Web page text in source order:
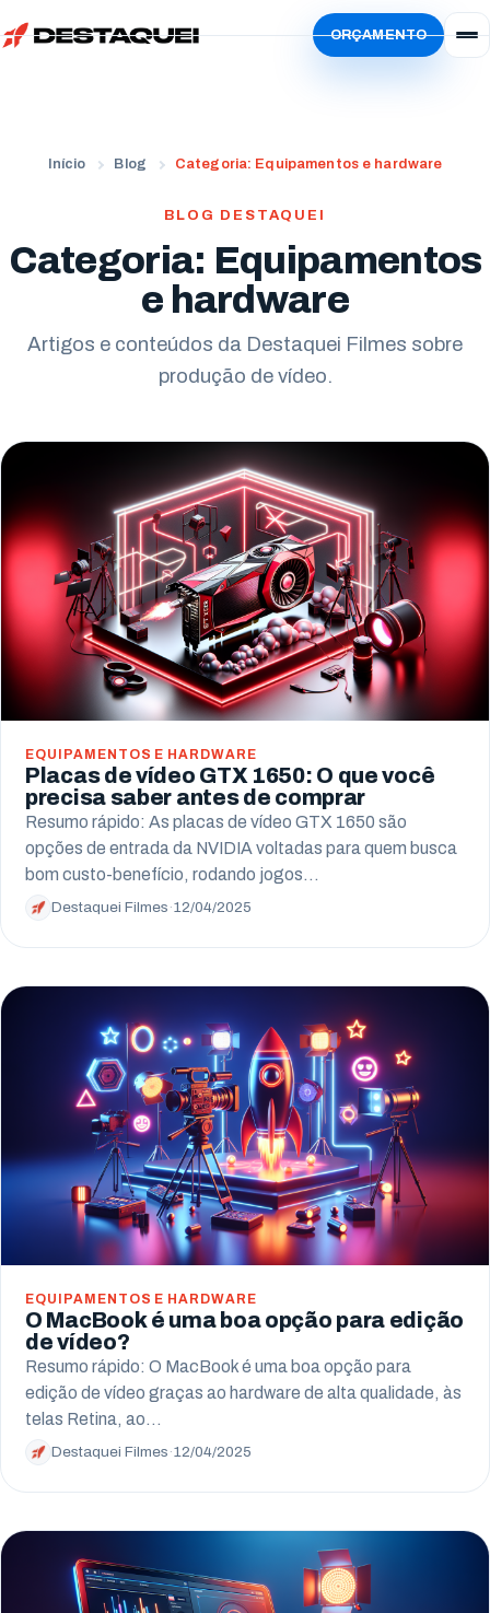
Início
Vídeo Criativo
Vídeo com IA
Todos os serviços
Sobre
Paraná
Londrina
Apucarana
Arapongas
Umuarama
Ponta Grossa
Guarapuava
Cascavel
Toledo
Francisco Beltrão
São José dos Pinhais
Campo Largo
Pinhais
Almirante Tamandaré
Paranaguá
Campo Mourão
Estados Unidos
San Francisco
Blog
Trabalhe Conosco
Ator
Envie seu currículo
ORÇAMENTO
Início Blog Categoria: Equipamentos e hardware
BLOG DESTAQUEI
Categoria: Equipamentos
e hardware
Artigos e conteúdos da Destaquei Filmes sobre
produção de vídeo.
EQUIPAMENTOS E HARDWARE
Placas de vídeo GTX 1650: O que você
precisa saber antes de comprar
Resumo rápido: As placas de vídeo GTX 1650 são
opções de entrada da NVIDIA voltadas para quem busca
bom custo-benefício, rodando jogos…
Destaquei Filmes ·12/04/2025
EQUIPAMENTOS E HARDWARE
O MacBook é uma boa opção para edição
de vídeo?
Resumo rápido: O MacBook é uma boa opção para
edição de vídeo graças ao hardware de alta qualidade, às
telas Retina, ao…
Destaquei Filmes ·12/04/2025